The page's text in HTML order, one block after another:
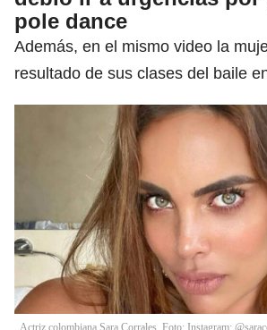
pole dance
Además, en el mismo video la
resultado de sus clases del baile
Actriz colombiana Sara Corrales. Foto: Instagram: